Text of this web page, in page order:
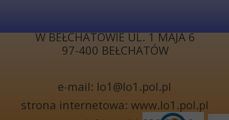
e-mail: lo1@lo1.pol.pl
strona internetowa: www.lo1.pol.pl
W BEŁCHATOWIE UL. 1 MAJA 6
97-400 BEŁCHATÓW